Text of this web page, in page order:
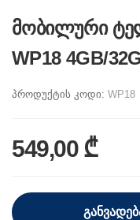
მობილური
WP18 4GB/
პროდუქტის კოდი: WP18
549,00 ₾